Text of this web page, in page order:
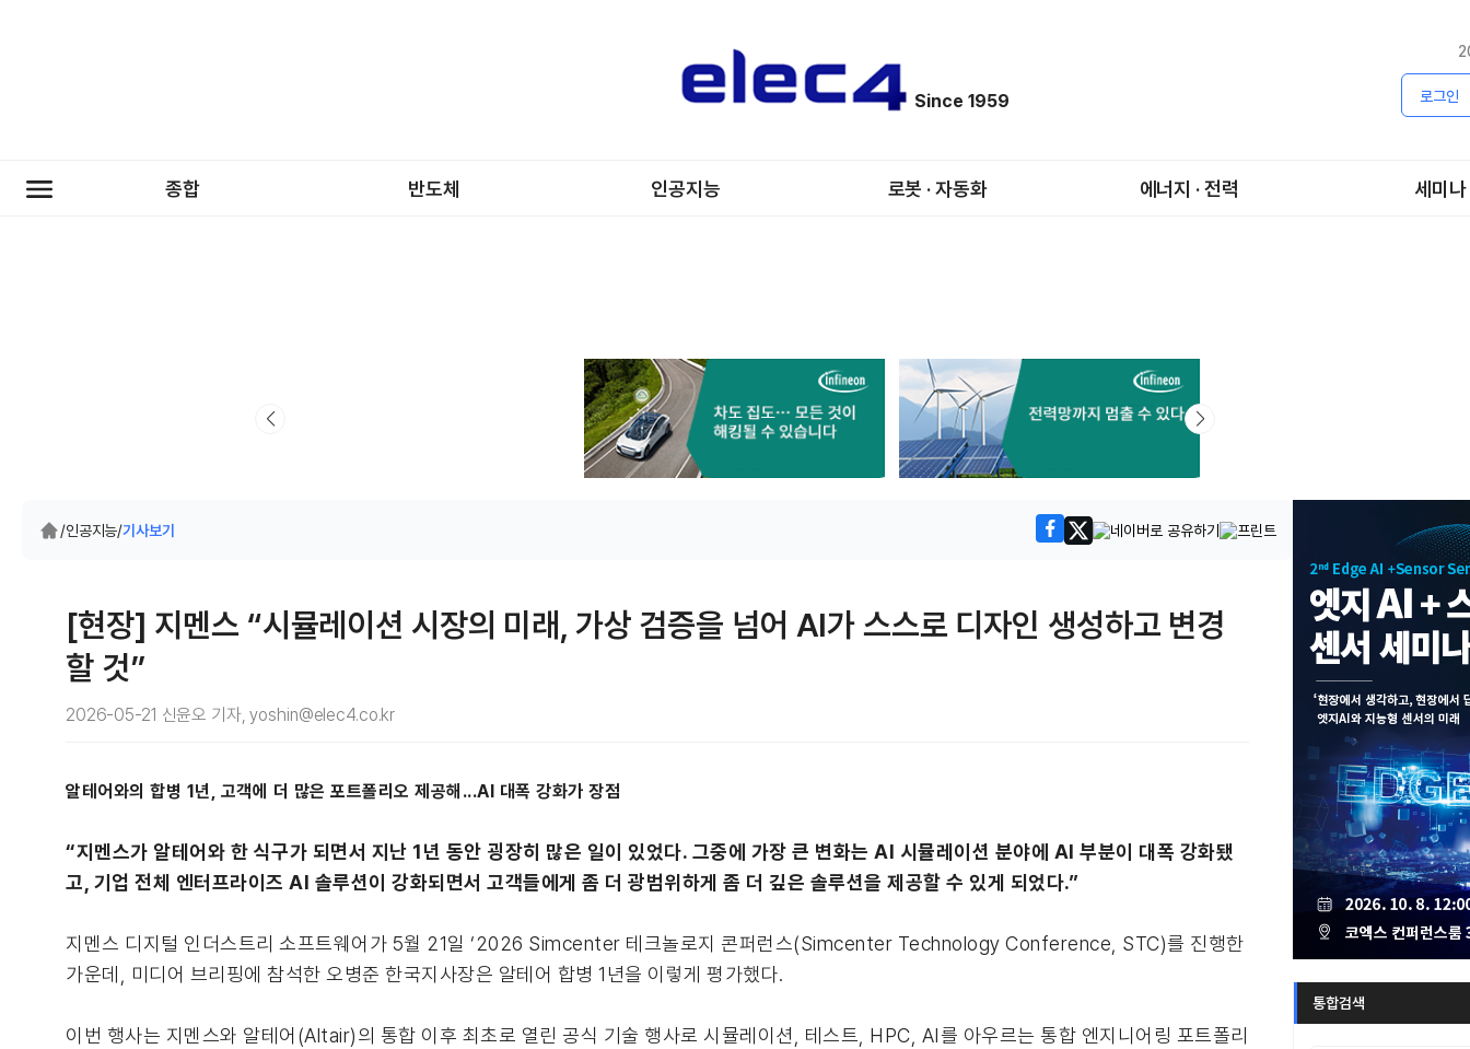
Since 1959 로그인
종합 반도체 인공지능 로봇 · 자동화 에너지 · 전력 세미나
/인공지능/기사보기
[현장] 지멘스 “시뮬레이션 시장의 미래, 가상 검증을 넘어 AI가 스스로 디자인 생성하고 변경
할 것”
2026-05-21 신윤오 기자, yoshin@elec4.co.kr
알테어와의 합병 1년, 고객에 더 많은 포트폴리오 제공해...AI 대폭 강화가 장점
“지멘스가 알테어와 한 식구가 되면서 지난 1년 동안 굉장히 많은 일이 있었다. 그중에 가장 큰 변화는 AI 시뮬레이션 분야에 AI 부분이 대폭 강화됐
고, 기업 전체 엔터프라이즈 AI 솔루션이 강화되면서 고객들에게 좀 더 광범위하게 좀 더 깊은 솔루션을 제공할 수 있게 되었다.”
지멘스 디지털 인더스트리 소프트웨어가 5월 21일 ‘2026 Simcenter 테크놀로지 콘퍼런스(Simcenter Technology Conference, STC)를 진행한
가운데, 미디어 브리핑에 참석한 오병준 한국지사장은 알테어 합병 1년을 이렇게 평가했다.
이번 행사는 지멘스와 알테어(Altair)의 통합 이후 최초로 열린 공식 기술 행사로 시뮬레이션, 테스트, HPC, AI를 아우르는 통합 엔지니어링 포트폴리
통합검색